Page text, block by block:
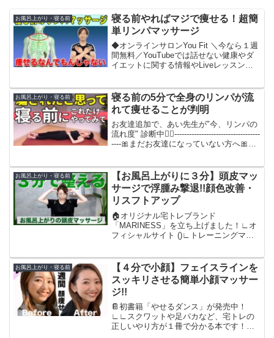
お風呂上がり・寝る前
寝る前やればマジで痩せる！超簡
単リンパマッサージ
◆オンラインサロンYou Fit ＼今なら１週
間無料／YouTubeでは話せない健康やダ
イエットに関する情報やLiveレッスンを
ッズはこちら◆想いを語った動画まと
め...
お風呂上がり・寝る前
寝る前の5分で全身のリンパが流
れて痩せることが判明
お友達追加で、あい先生が"今、リンパの
流れ度" 診断中👩‍⚕️-----------------------------------
----🎀まだお友達になっていない方へ🎀↓
お風呂上がり・寝る前
【お風呂上がりに３分】頭皮マッ
サージで浮腫み撃退!!顔色改善・
リスフトアップ
🏠オリジナル宅トレブランド
「MARINESS」を立ち上げました！∟オ
フィシャルサイト ()∟トレーニングマッ
ます！∟MARINESS公式インスタグラム
()＿＿＿＿＿＿...
お風呂上がり・寝る前
【４分で小顔】フェイスラインを
スッキリさせる簡単小顔マッサー
ジ!!
📔初書籍「やせるダンス」が発売中！
∟∟スクワットや足パカなど、宅トレの
正しいやり方が１冊で分かる本です！∟